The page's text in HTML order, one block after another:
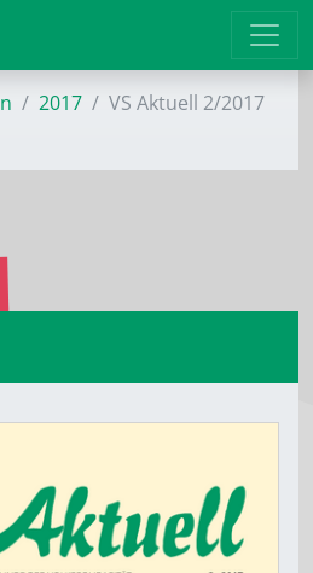
2017
VS Aktuell 2/2017